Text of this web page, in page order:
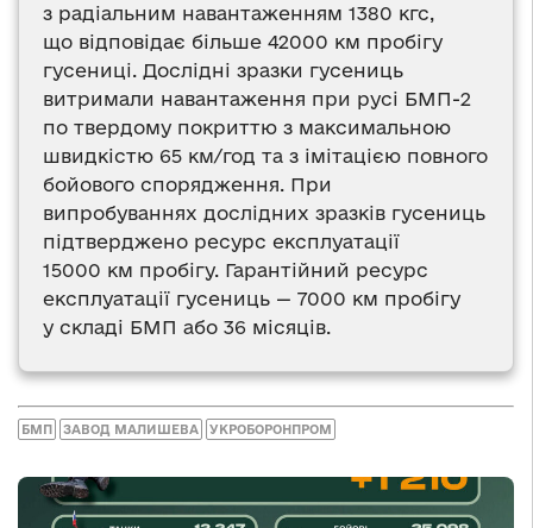
з радіальним навантаженням 1380 кгс,
що відповідає більше 42000 км пробігу
гусениці. Дослідні зразки гусениць
витримали навантаження при русі БМП-2
по твердому покриттю з максимальною
швидкістю 65 км/год та з імітацією повного
бойового спорядження. При
випробуваннях дослідних зразків гусениць
підтверджено ресурс експлуатації
15000 км пробігу. Гарантійний ресурс
експлуатації гусениць — 7000 км пробігу
у складі БМП або 36 місяців.
БМП ЗАВОД МАЛИШЕВА УКРОБОРОНПРОМ